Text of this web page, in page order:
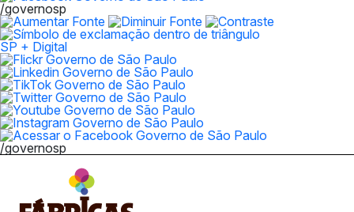
/governosp
SP + Digital
/governosp